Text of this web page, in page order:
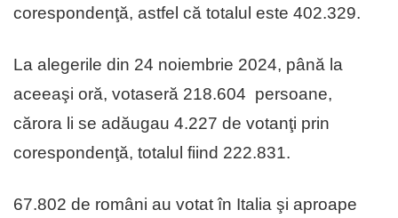
corespondenţă, astfel că totalul este 402.329.
La alegerile din 24 noiembrie 2024, până la
aceeaşi oră, votaseră 218.604 persoane,
cărora li se adăugau 4.227 de votanţi prin
corespondenţă, totalul fiind 222.831.
67.802 de români au votat în Italia şi aproape